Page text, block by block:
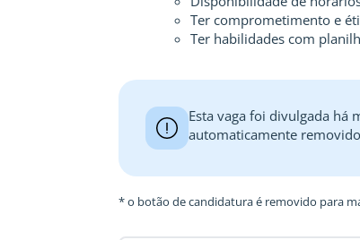
Ter comprometimento e
Ter habilidades com
Esta vaga foi divulgada há
automaticamente
* o botão de candidatura é removido para